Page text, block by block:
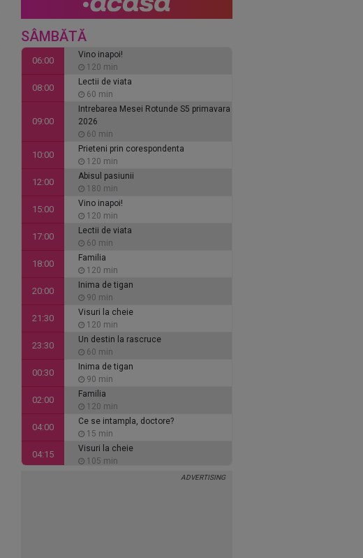
SÂMBĂTĂ
06:00
Vino inapoi!
120 min
08:00
Lectii de viata
60 min
09:00
Intrebarea Mesei Rotunde S5 primavara
2026
60 min
10:00
Prieteni prin corespondenta
120 min
12:00
Abisul pasiunii
180 min
15:00
Vino inapoi!
120 min
17:00
Lectii de viata
60 min
18:00
Familia
120 min
20:00
Inima de tigan
90 min
21:30
Visuri la cheie
120 min
23:30
Un destin la rascruce
60 min
00:30
Inima de tigan
90 min
02:00
Familia
120 min
04:00
Ce se intampla, doctore?
15 min
04:15
Visuri la cheie
105 min